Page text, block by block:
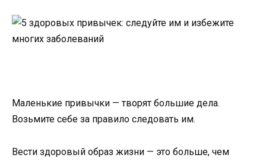
Маленькие привычки — творят большие дела.
Возьмите себе за правило следовать им.
Вести здоровый образ жизни — это больше, чем